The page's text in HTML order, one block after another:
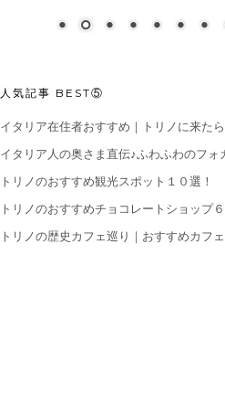
人気記事 BEST⑤
イタリア在住者おすすめ｜トリノに来た
イタリア人の奥さま直伝♪ふわふわのフォ
トリノのおすすめ観光スポット１０選！
トリノのおすすめチョコレートショップ
トリノの歴史カフェ巡り｜おすすめカフ